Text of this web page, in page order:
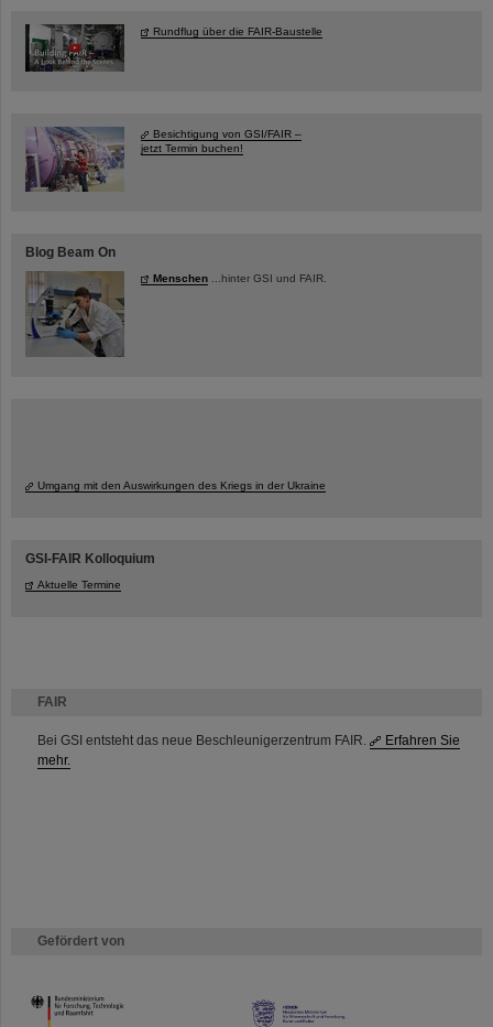
FAIR
Bei GSI entsteht das neue Beschleunigerzentrum FAIR.
Erfahren Sie
mehr.
Gefördert von
HMWK
Rundflug über die FAIR-Baustelle
Besichtigung von GSI/FAIR –
jetzt Termin buchen!
Blog Beam On
Menschen ...hinter GSI und FAIR.
Umgang mit den Auswirkungen des Kriegs in der Ukraine
GSI-FAIR Kolloquium
Aktuelle Termine